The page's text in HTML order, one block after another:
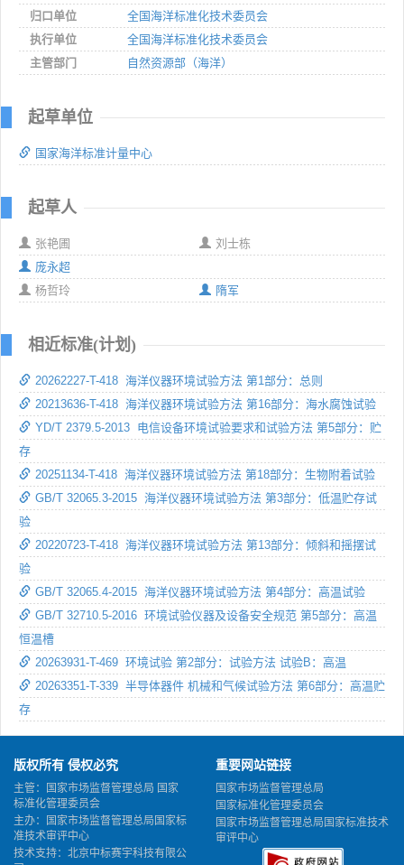
归口单位
全国海洋标准化技术委员会
执行单位
全国海洋标准化技术委员会
主管部门
自然资源部（海洋）
起草单位
国家海洋标准计量中心
起草人
张艳圃
刘士栋
庞永超
杨哲玲
隋军
相近标准(计划)
20262227-T-418 海洋仪器环境试验方法 第1部分：总则
20213636-T-418 海洋仪器环境试验方法 第16部分：海水腐蚀试验
YD/T 2379.5-2013 电信设备环境试验要求和试验方法 第5部分：贮
存
20251134-T-418 海洋仪器环境试验方法 第18部分：生物附着试验
GB/T 32065.3-2015 海洋仪器环境试验方法 第3部分：低温贮存试
验
20220723-T-418 海洋仪器环境试验方法 第13部分：倾斜和摇摆试
验
GB/T 32065.4-2015 海洋仪器环境试验方法 第4部分：高温试验
GB/T 32710.5-2016 环境试验仪器及设备安全规范 第5部分：高温
恒温槽
20263931-T-469 环境试验 第2部分：试验方法 试验B：高温
20263351-T-339 半导体器件 机械和气候试验方法 第6部分：高温贮
存
版权所有 侵权必究
主管：国家市场监督管理总局 国家
标准化管理委员会
主办：国家市场监督管理总局国家标
准技术审评中心
技术支持：北京中标赛宇科技有限公
重要网站链接
国家市场监督管理总局
国家标准化管理委员会
国家市场监督管理总局国家标准技术
审评中心